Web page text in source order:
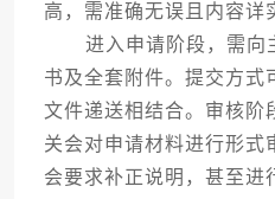
高，需准确无误且内容详
进入申请阶段，需向
书及全套附件。提交方式
文件递送相结合。审核阶
关会对申请材料进行形式
会要求补正说明，甚至进